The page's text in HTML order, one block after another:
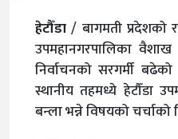
हेटौँडा / बागमती प्रदेशको
उपमहानगरपालिका
निर्वाचनको सरगर्मी
स्थानीय तहमध्ये हेटौँडा
बन्ला भन्ने विषयको